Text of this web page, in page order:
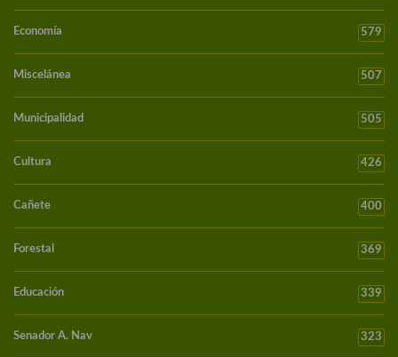
Economía 579
Miscelánea 507
Municipalidad 505
Cultura 426
Cañete 400
Forestal 369
Educación 339
Senador A. Nav 323